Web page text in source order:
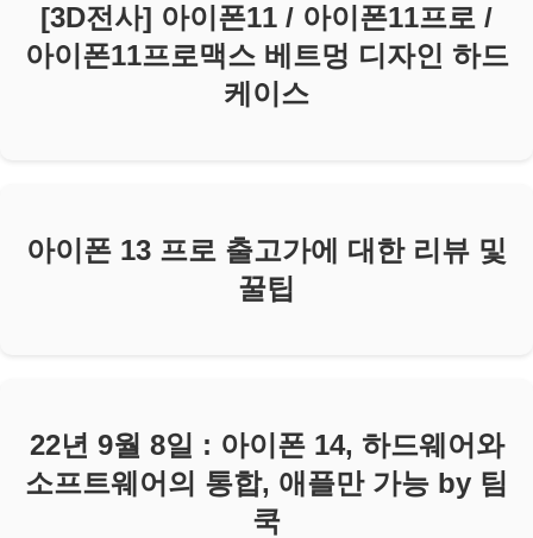
[3D전사] 아이폰11 / 아이폰11프로 /
아이폰11프로맥스 베트멍 디자인 하드
케이스
아이폰 13 프로 출고가에 대한 리뷰 및
꿀팁
22년 9월 8일 : 아이폰 14, 하드웨어와
소프트웨어의 통합, 애플만 가능 by 팀
쿡